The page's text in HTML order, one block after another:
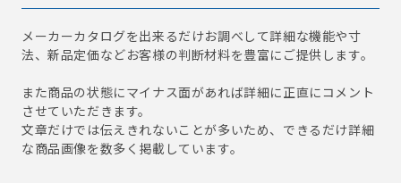
メーカーカタログを出来るだけお調べして詳細な機能や寸
法、新品定価などお客様の判断材料を豊富にご提供します。
また商品の状態にマイナス面があれば詳細に正直にコメント
させていただきます。
文章だけでは伝えきれないことが多いため、できるだけ詳細
な商品画像を数多く掲載しています。